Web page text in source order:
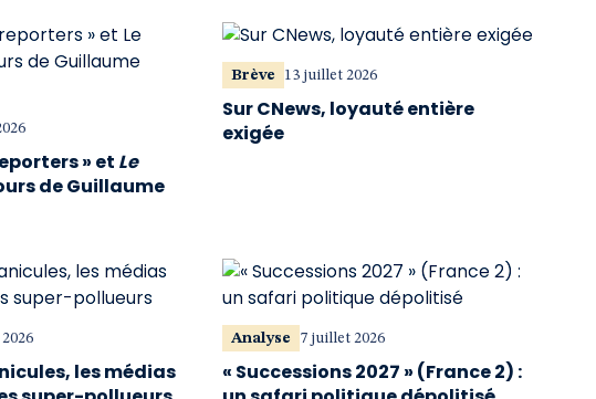
» et Le
de Guillaume
Brève 13 juillet 2026
Sur CNews, loyauté entière
exigée
les médias
Analyse 7 juillet 2026
« Successions 2027 » (France 2) :